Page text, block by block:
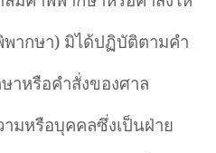
ากษา) มิได้ปฏิบัติตามคำ
าหรือคำสั่งของศาล
มหรือบุคคลซึ่งเป็นฝ่าย